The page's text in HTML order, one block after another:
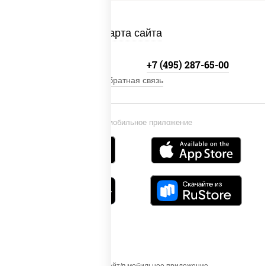
Карта сайта
Установи мобильное приложение
+7 (495) 287-65-00
Обратная связь